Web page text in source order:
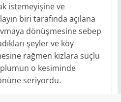
istemeyişine ve
biri tarafında açılana
dönüşmesine sebep
şeyler ve köy
rağmen kızlara suçlu
o kesiminde
seriyordu.